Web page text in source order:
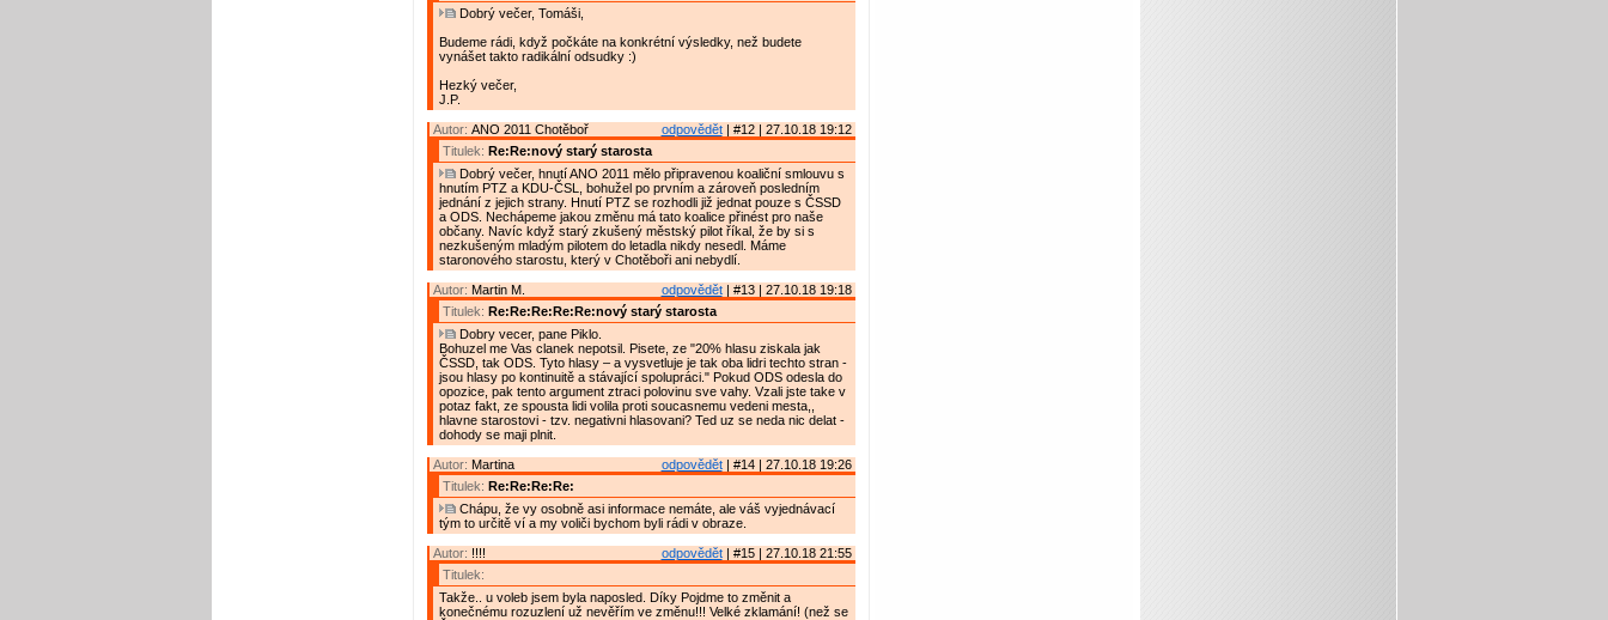
Dobrý večer, Tomáši,
Budeme rádi, když počkáte na konkrétní výsledky, než budete
vynášet takto radikální odsudky :)
Hezký večer,
J.P.
odpovědět| #12 | 27.10.18 19:12
Autor: ANO 2011 Chotěboř
Titulek: Re:Re:nový starý starosta
Dobrý večer, hnutí ANO 2011 mělo připravenou koaliční smlouvu s
hnutím PTZ a KDU-ČSL, bohužel po prvním a zároveň posledním
jednání z jejich strany. Hnutí PTZ se rozhodli již jednat pouze s ČSSD
a ODS. Nechápeme jakou změnu má tato koalice přinést pro naše
občany. Navíc když starý zkušený městský pilot říkal, že by si s
nezkušeným mladým pilotem do letadla nikdy nesedl. Máme
staronového starostu, který v Chotěboři ani nebydlí.
odpovědět| #13 | 27.10.18 19:18
Autor: Martin M.
Titulek: Re:Re:Re:Re:Re:nový starý starosta
Dobry vecer, pane Piklo.
Bohuzel me Vas clanek nepotsil. Pisete, ze "20% hlasu ziskala jak
ČSSD, tak ODS. Tyto hlasy – a vysvetluje je tak oba lidri techto stran -
jsou hlasy po kontinuitě a stávající spolupráci." Pokud ODS odesla do
opozice, pak tento argument ztraci polovinu sve vahy. Vzali jste take v
potaz fakt, ze spousta lidi volila proti soucasnemu vedeni mesta,,
hlavne starostovi - tzv. negativni hlasovani? Ted uz se neda nic delat -
dohody se maji plnit.
odpovědět| #14 | 27.10.18 19:26
Autor: Martina
Titulek: Re:Re:Re:Re:
Chápu, že vy osobně asi informace nemáte, ale váš vyjednávací
tým to určitě ví a my voliči bychom byli rádi v obraze.
odpovědět| #15 | 27.10.18 21:55
Autor: !!!!
Titulek:
Takže.. u voleb jsem byla naposled. Díky Pojdme to změnit a
konečnému rozuzlení už nevěřím ve změnu!!! Velké zklamání! (než se